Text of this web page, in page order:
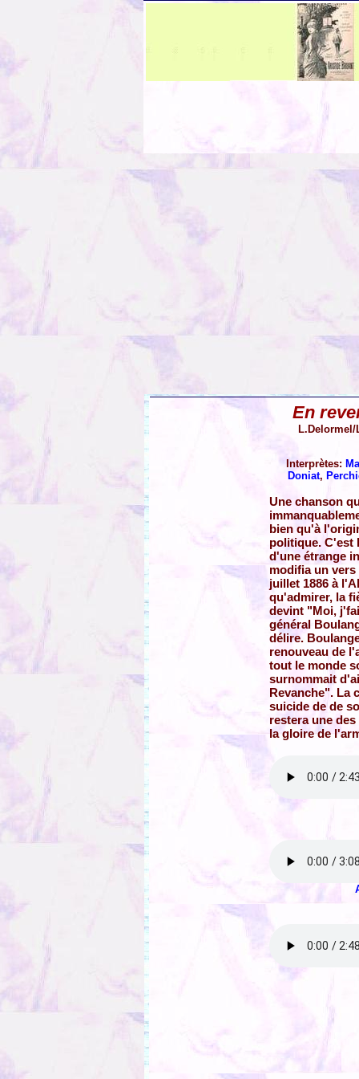
En
L.Delormel/
Interprètes:
Doniat,
Une chanson
bien qu'à
politique. C'est
d'une étrange
modifia un
juillet 1886 à
qu'admirer, la
devint "Moi,
général
délire.
renouveau de
tout le monde
surnommait
Revanche". La
suicide de de
restera une
la gloire de